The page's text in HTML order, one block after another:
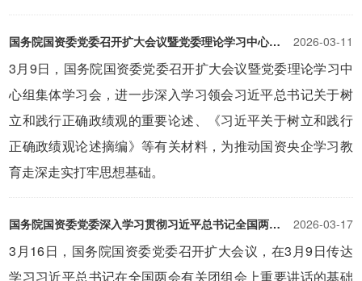
2026-03-11
国务院国资委党委召开扩大会议暨党委理论学习中心组集体学习会 为推动国资央企树立和践行正确政绩观学习教育走深走实打牢思想基础
3月9日，国务院国资委党委召开扩大会议暨党委理论学习中
心组集体学习会，进一步深入学习领会习近平总书记关于树
立和践行正确政绩观的重要论述、《习近平关于树立和践行
正确政绩观论述摘编》等有关材料，为推动国资央企学习教
育走深走实打牢思想基础。
2026-03-17
国务院国资委党委深入学习贯彻习近平总书记全国两会期间重要讲话和全国两会精神锚定“十五五”奋斗目标 扛牢国资央企职责使命推动高质量发展
3月16日，国务院国资委党委召开扩大会议，在3月9日传达
学习习近平总书记在全国两会有关团组会上重要讲话的基础